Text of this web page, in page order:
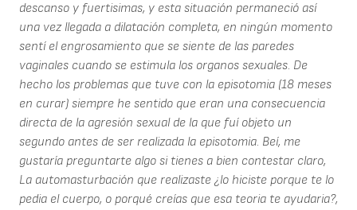
descanso y fuertisimas, y esta situación permaneció así
una vez llegada a dilatación completa, en ningún momento
sentí el engrosamiento que se siente de las paredes
vaginales cuando se estimula los organos sexuales. De
hecho los problemas que tuve con la episotomia (18 meses
en curar) siempre he sentido que eran una consecuencia
directa de la agresión sexual de la que fuí objeto un
segundo antes de ser realizada la episotomia. Beí, me
gustaría preguntarte algo si tienes a bien contestar claro,
La automasturbación que realizaste ¿lo hiciste porque te lo
pedia el cuerpo, o porqué creías que esa teoria te ayudaria?,